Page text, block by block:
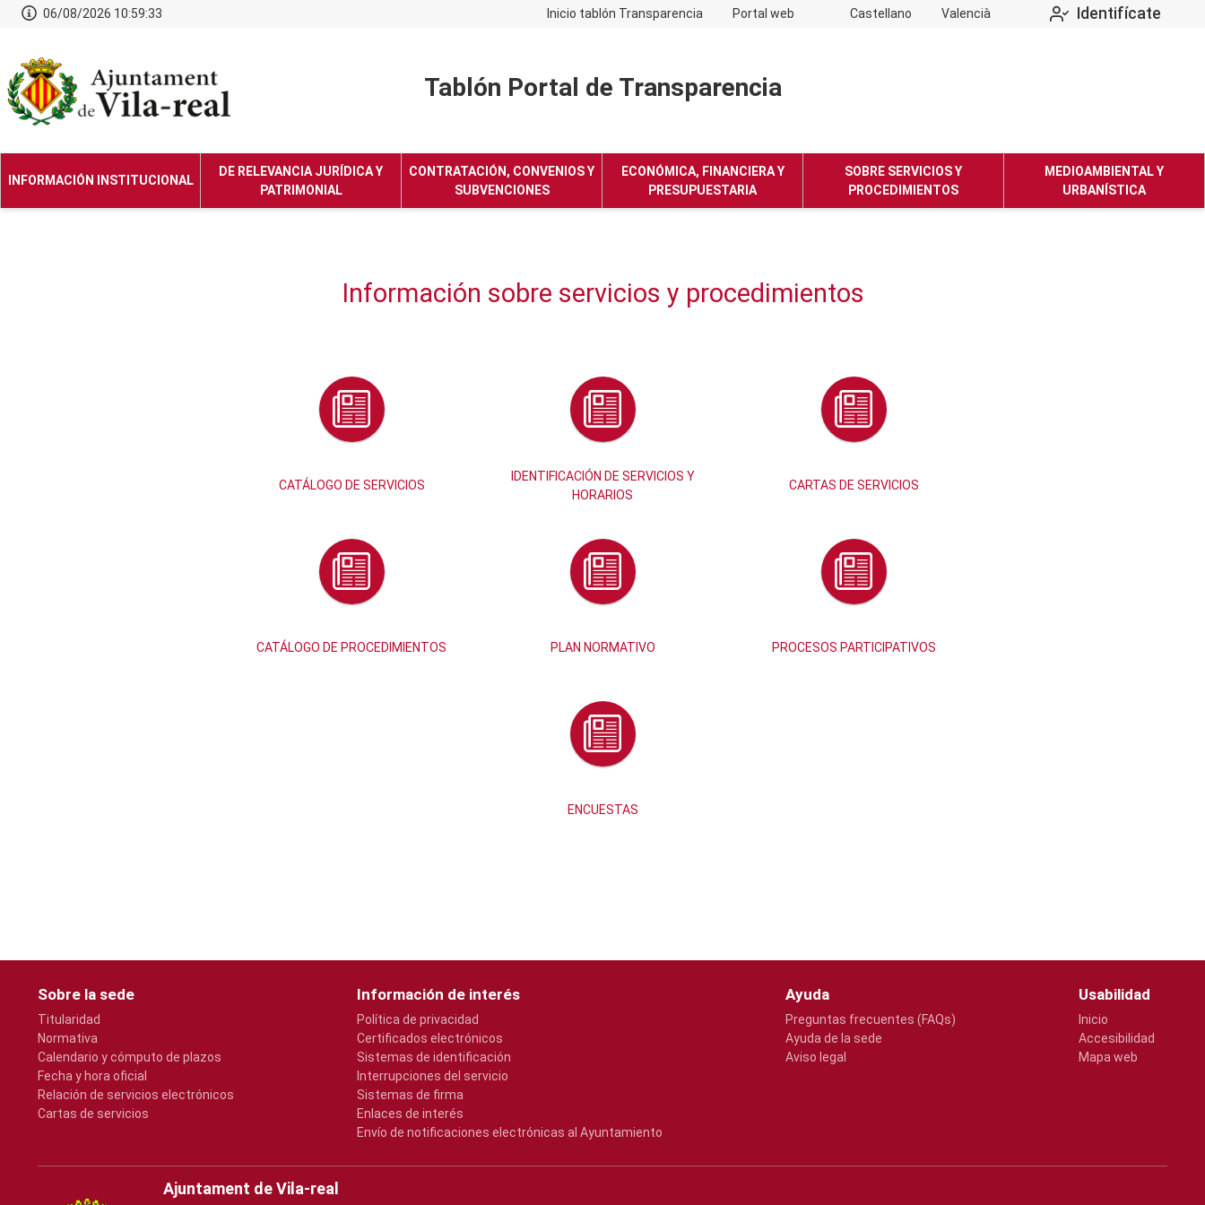
06/08/2026 10:59:33 Inicio tablón Transparencia Portal web Castellano Valencià Identifícate
Tablón Portal de Transparencia
INFORMACIÓN INSTITUCIONAL
DE RELEVANCIA JURÍDICA Y
PATRIMONIAL
CONTRATACIÓN, CONVENIOS Y
SUBVENCIONES
ECONÓMICA, FINANCIERA Y
PRESUPUESTARIA
SOBRE SERVICIOS Y
PROCEDIMIENTOS
MEDIOAMBIENTAL Y
URBANÍSTICA
Información sobre servicios y procedimientos
CATÁLOGO DE SERVICIOS
IDENTIFICACIÓN DE SERVICIOS Y
HORARIOS
CARTAS DE SERVICIOS
CATÁLOGO DE PROCEDIMIENTOS PLAN NORMATIVO PROCESOS PARTICIPATIVOS
ENCUESTAS
Sobre la sede
Titularidad
Normativa
Calendario y cómputo de plazos
Fecha y hora oficial
Relación de servicios electrónicos
Cartas de servicios
Información de interés
Política de privacidad
Certificados electrónicos
Sistemas de identificación
Interrupciones del servicio
Sistemas de firma
Enlaces de interés
Envío de notificaciones electrónicas al Ayuntamiento
Ayuda
Preguntas frecuentes (FAQs)
Ayuda de la sede
Aviso legal
Usabilidad
Inicio
Accesibilidad
Mapa web
Ajuntament de Vila-real